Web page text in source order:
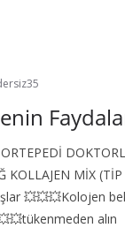
KOLLAJEN MİX
💥💥💥Kolojen
alın